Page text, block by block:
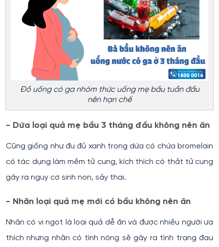
Đồ uống có ga nhóm thức uống mẹ bầu tuần đầu
nên hạn chế
- Dứa loại quả mẹ bầu 3 tháng đầu không nên ăn
Cũng giống như đu đủ xanh trong dứa có chứa bromelain
có tác dụng làm mềm tử cung, kích thích có thắt tử cung
gây ra nguy cơ sinh non, sảy thai.
- Nhãn loại quả mẹ mới có bầu không nên ăn
Nhãn có vị ngọt là loại quả dễ ăn và được nhiều người ưa
thích nhưng nhãn có tính nóng sẽ gây ra tình trạng đau